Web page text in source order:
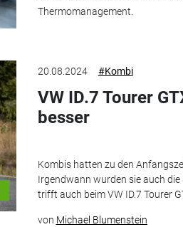
Thermomanagement.
20.08.2024 #Kombi
VW ID.7 Tourer
besser
Kombis hatten zu den
Irgendwann wurden sie auch
trifft auch beim VW ID.7 Tourer
von Michael Blumenstein